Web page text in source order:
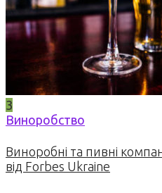
3
Виноробство
Виноробні та пивні
від Forbes Ukraine